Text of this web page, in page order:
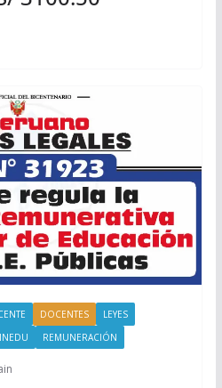
DOCENTES
LEYES
REMUNERACIÓN